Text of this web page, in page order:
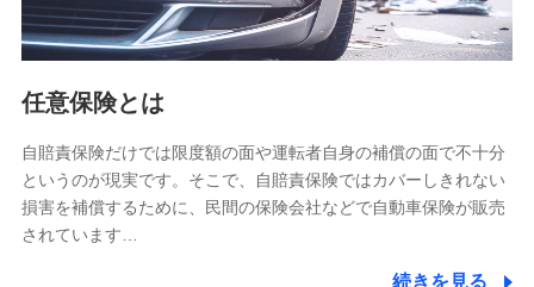
報。例として、dポイントカード番号、性別、年齢、家族
構成、住所、dポイント残高、dポイント利用履歴などが
含まれます。
当社又は株式会社NTTドコモが提供する各種サービスな
又は株式会社NTTドコモが提供する各種サービスのご契
約状態・ご利用履歴インターネット利用時の行動に関す
る情報、アプリケーション利用時の行動に関する情報、
購入されたサービスや商品の名称・購入場所・決済に関
する情報、アンケートの回答に関する情報などが含まれ
任意保険とは
自賠責保険だけでは限度額の面や運転者自身の補償の面で不十分
というのが現実です。そこで、自賠責保険ではカバーしきれない
損害を補償するために、民間の保険会社などで自動車保険が販売
されています…
続きを見る